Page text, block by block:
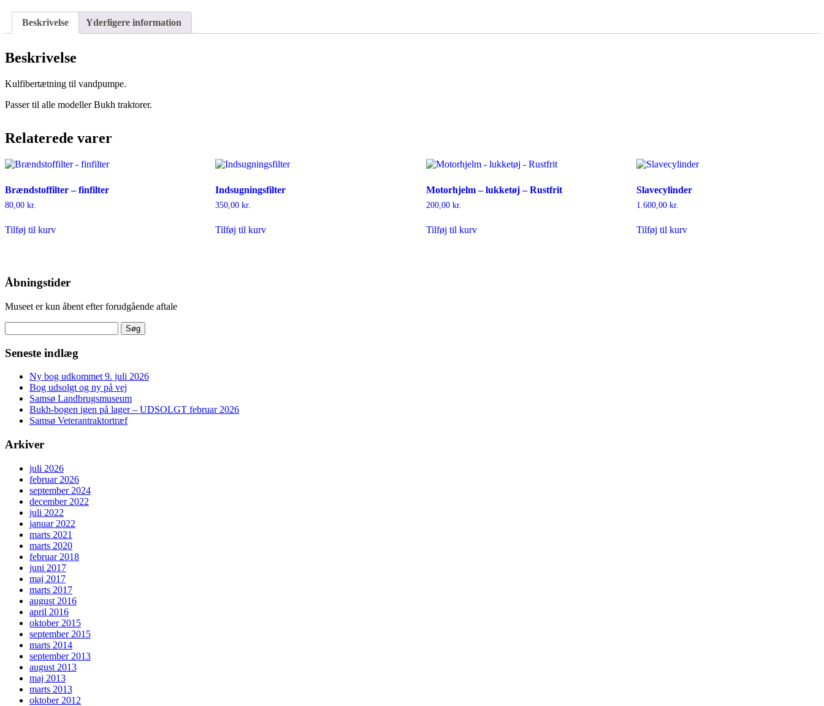
Beskrivelse Yderligere information
Beskrivelse
Kulfibertætning til vandpumpe.
Passer til alle modeller Bukh traktorer.
Relaterede varer
Brændstoffilter – finfilter
80,00 kr.
Tilføj til kurv
Indsugningsfilter
350,00kr.
Tilføj til kurv
Motorhjelm – lukketøj – Rustfrit
200,00 kr.
Tilføj til kurv
Slavecylinder
1.600,00 kr.
Tilføj til kurv
Åbningstider
Museet er kun åbent efter forudgående aftale
efter:
Seneste indlæg
Ny bog udkommet 9. juli 2026
Bog udsolgt og ny på vej
Samsø Landbrugsmuseum
Bukh-bogen igen på lager – UDSOLGT februar 2026
Samsø Veterantraktortræf
Arkiver
juli 2026
februar 2026
september 2024
december 2022
juli 2022
januar 2022
marts 2021
marts 2020
februar 2018
juni 2017
maj 2017
marts 2017
august 2016
april 2016
oktober 2015
september 2015
marts 2014
september 2013
august 2013
maj 2013
marts 2013
oktober 2012